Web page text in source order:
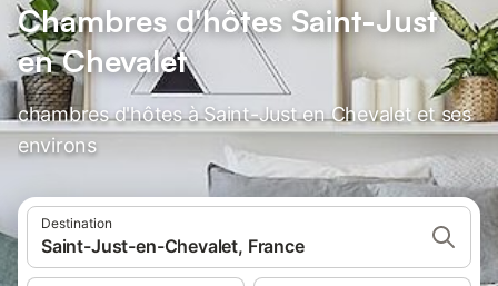
Chambres d'hôtes Saint-Just
en Chevalet
chambres d'hôtes à Saint-Just en Chevalet et ses
environs
Destination
Saint-Just-en-Chevalet, France